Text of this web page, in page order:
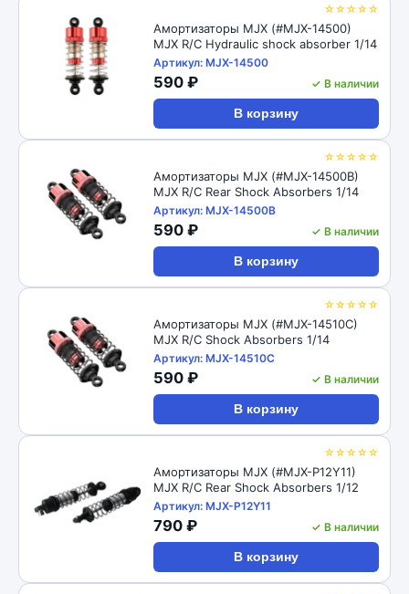
☆☆☆☆☆
Амортизаторы MJX (#MJX-14500)
MJX R/C Hydraulic shock absorber 1/14
Артикул: MJX-14500
590 ₽ ✓ В наличии
В корзину
☆☆☆☆☆
Амортизаторы MJX (#MJX-14500B)
MJX R/C Rear Shock Absorbers 1/14
Артикул: MJX-14500B
590 ₽ ✓ В наличии
В корзину
☆☆☆☆☆
Амортизаторы MJX (#MJX-14510C)
MJX R/C Shock Absorbers 1/14
Артикул: MJX-14510C
590 ₽ ✓ В наличии
В корзину
☆☆☆☆☆
Амортизаторы MJX (#MJX-P12Y11)
MJX R/C Rear Shock Absorbers 1/12
Артикул: MJX-P12Y11
790 ₽ ✓ В наличии
В корзину